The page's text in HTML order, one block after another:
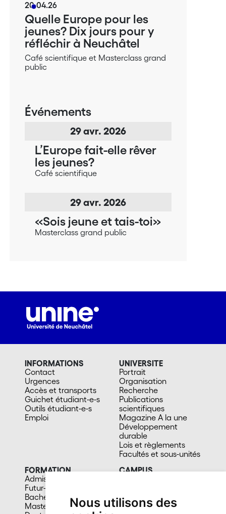
Nous utilisons des
20.04.26
Quelle Europe pour les
jeunes? Dix jours pour y
réfléchir à Neuchâtel
Café scientifique et Masterclass grand
public
Événements
29 avr. 2026
L’Europe fait-elle rêver
les jeunes?
Café scientifique
29 avr. 2026
«Sois jeune et tais-toi»
Masterclass grand public
INFORMATIONS
Contact
Urgences
Accès et transports
Guichet étudiant-e-s
Outils étudiant-e-s
Emploi
UNIVERSITE
Portrait
Organisation
Recherche
Publications
scientifiques
Magazine A la une
Développement
durable
Lois et règlements
Facultés et sous-unités
FORMATION
Admission
Futur-e étudiant-e
Bachelors
Masters
CAMPUS
Sports
Santé